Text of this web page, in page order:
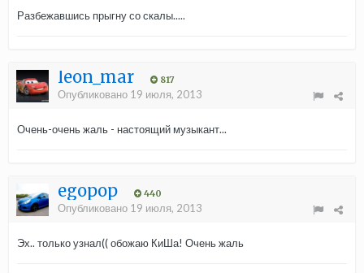
Разбежавшись прыгну со скалы.....
leon_mar 817
Опубликовано 19 июля, 2013
Очень-очень жаль - настоящий музыкант...
egopop 440
Опубликовано 19 июля, 2013
Эх.. только узнал(( обожаю КиШа! Очень жаль